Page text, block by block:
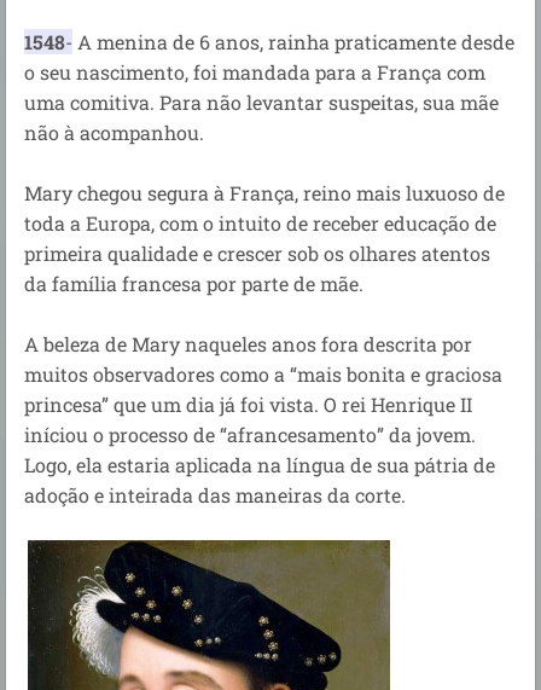
1548- A menina de 6 anos, rainha praticamente desde
o seu nascimento, foi mandada para a França com
uma comitiva. Para não levantar suspeitas, sua mãe
não à acompanhou.
Mary chegou segura à França, reino mais luxuoso de
toda a Europa, com o intuito de receber educação de
primeira qualidade e crescer sob os olhares atentos
da família francesa por parte de mãe.
A beleza de Mary naqueles anos fora descrita por
muitos observadores como a “mais bonita e graciosa
princesa” que um dia já foi vista. O rei Henrique II
iníciou o processo de “afrancesamento” da jovem.
Logo, ela estaria aplicada na língua de sua pátria de
adoção e inteirada das maneiras da corte.